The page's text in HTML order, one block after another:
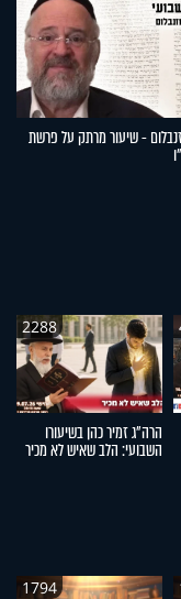
- שיעור מרתק על פרשת
2288
הרה"ג זמיר כהן בשיעורו
השבועי: הלב שאיש לא מכיר
1794